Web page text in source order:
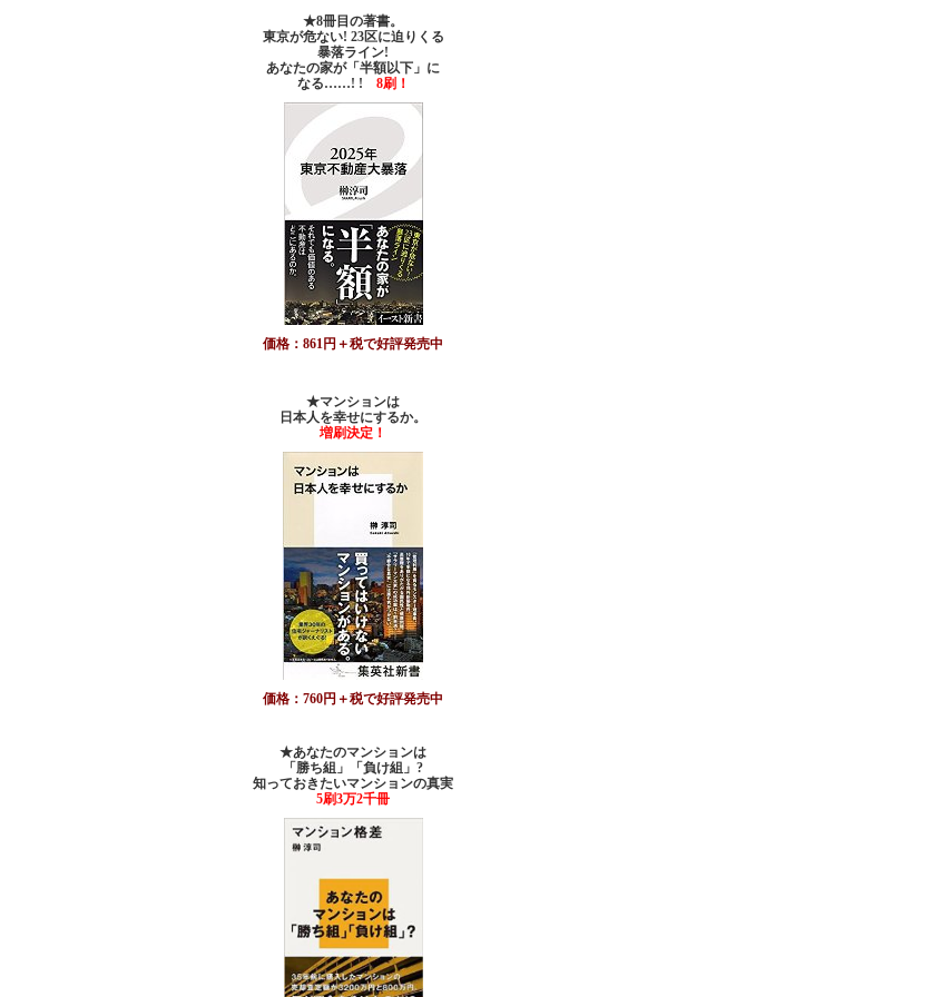
★8冊目の著書。
東京が危ない! 23区に迫りくる
暴落ライン!
あなたの家が「半額以下」に
なる……! ! 8刷！
価格：861円＋税で好評発売中
★マンションは
日本人を幸せにするか。
増刷決定！
価格：760円＋税で好評発売中
★あなたのマンションは
「勝ち組」「負け組」?
知っておきたいマンションの真実
5刷3万2千冊